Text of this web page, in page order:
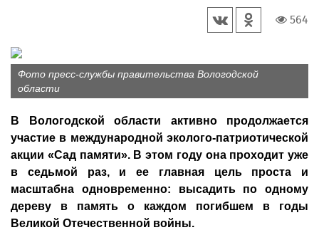
564
Фото пресс-службы правительства Вологодской
области
В Вологодской области активно продолжается
участие в международной эколого-патриотической
акции «Сад памяти». В этом году она проходит уже
в седьмой раз, и ее главная цель проста и
масштабна одновременно: высадить по одному
дереву в память о каждом погибшем в годы
Великой Отечественной войны.